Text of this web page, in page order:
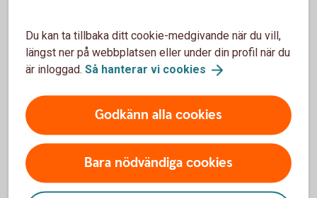
Konjunktur (pdf)
Du kan ta tillbaka ditt cookie-medgivande när du vill,
längst ner på webbplatsen eller under din profil när du
är inloggad. Så hanterar vi cookies
Godkänn alla cookies
Bara nödvändiga cookies